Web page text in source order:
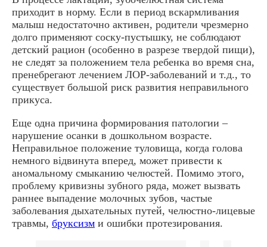
приходит в норму. Если в период вскармливания
малыш недостаточно активен, родители чрезмерно
долго применяют соску-пустышку, не соблюдают
детский рацион (особенно в разрезе твердой пищи),
не следят за положением тела ребенка во время сна,
пренебрегают лечением ЛОР-заболеваний и т.д., то
существует большой риск развития неправильного
прикуса.
Еще одна причина формирования патологии –
нарушение осанки в дошкольном возрасте.
Неправильное положение туловища, когда голова
немного відвинута вперед, может привести к
аномальному смыканию челюстей. Помимо этого,
проблему кривизны зубного ряда, может вызвать
раннее выпадение молочных зубов, частые
заболевания дыхательных путей, челюстно-лицевые
травмы, бруксизм и ошибки протезирования.